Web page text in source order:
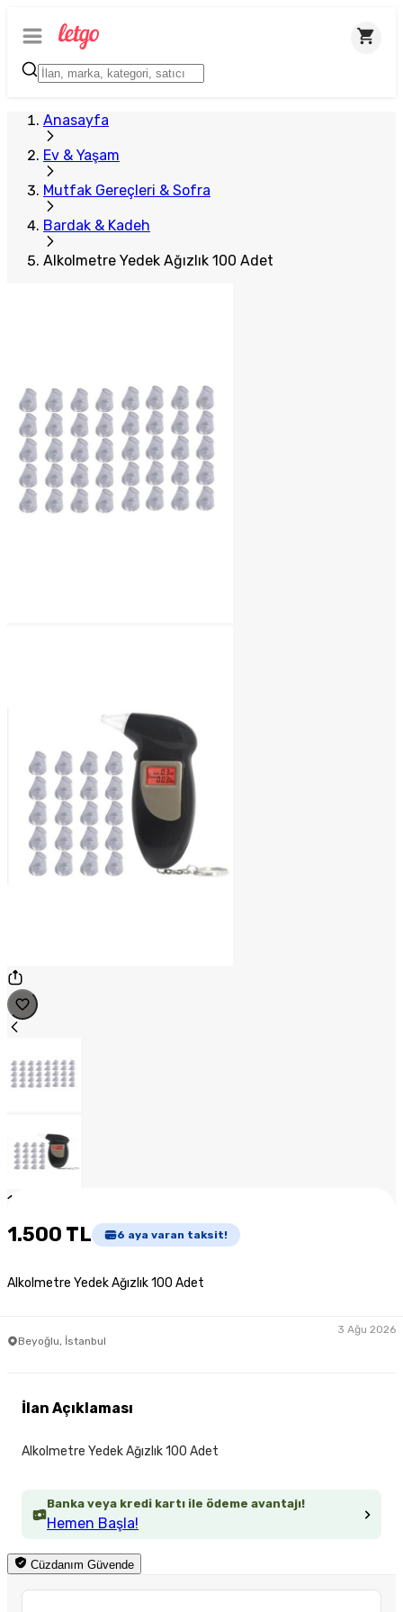
Anasayfa
Ev & Yaşam
Mutfak Gereçleri & Sofra
Bardak & Kadeh
Alkolmetre Yedek Ağızlık 100 Adet
1
Plus Satıcı
1.500 TL 6 aya varan taksit!
Alkolmetre Yedek Ağızlık 100 Adet
Beyoğlu, İstanbul
3 Ağu 2026
Banka veya kredi kartı ile ödeme avantajı!
Hemen Başla!
Cüzdanım Güvende
İlan Açıklaması
Alkolmetre Yedek Ağızlık 100 Adet